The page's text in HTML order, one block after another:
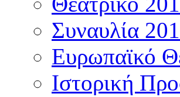
Συναυλία
Ευρωπαϊκό
Ιστορική